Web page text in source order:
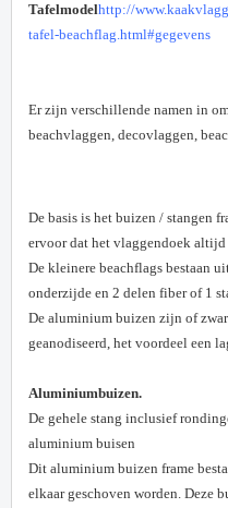
Tafelmodelhttp://
tafel-beachflag.html#gegevens
Er zijn verschillende namen in
beachvlaggen, decovlaggen,
De basis is het buizen / stangen
ervoor dat het vlaggendoek altijd
De kleinere beachflags bestaan
onderzijde en 2 delen fiber of 1
De aluminium buizen zijn of
geanodiseerd, het voordeel een
Aluminiumbuizen.
De gehele stang inclusief
aluminium buisen
Dit aluminium buizen frame
elkaar geschoven worden. Deze